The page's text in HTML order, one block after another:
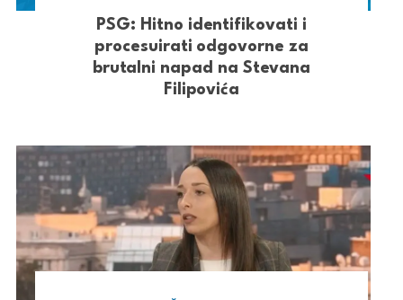
PSG: Hitno identifikovati i
procesuirati odgovorne za
brutalni napad na Stevana
Filipovića